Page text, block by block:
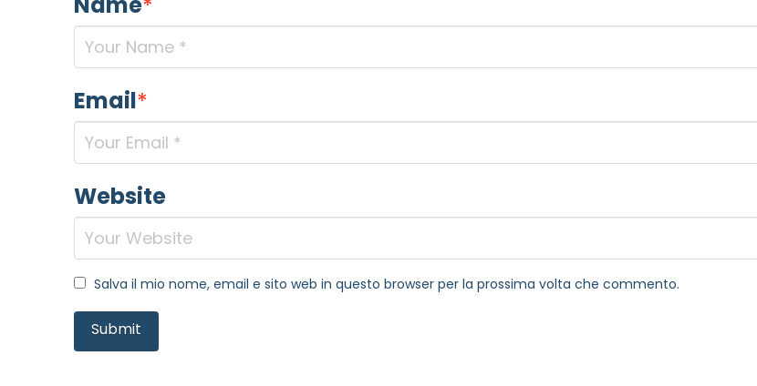
Email*
Website
Salva il mio nome, email e sito web in questo browser per la prossima volta che commento.